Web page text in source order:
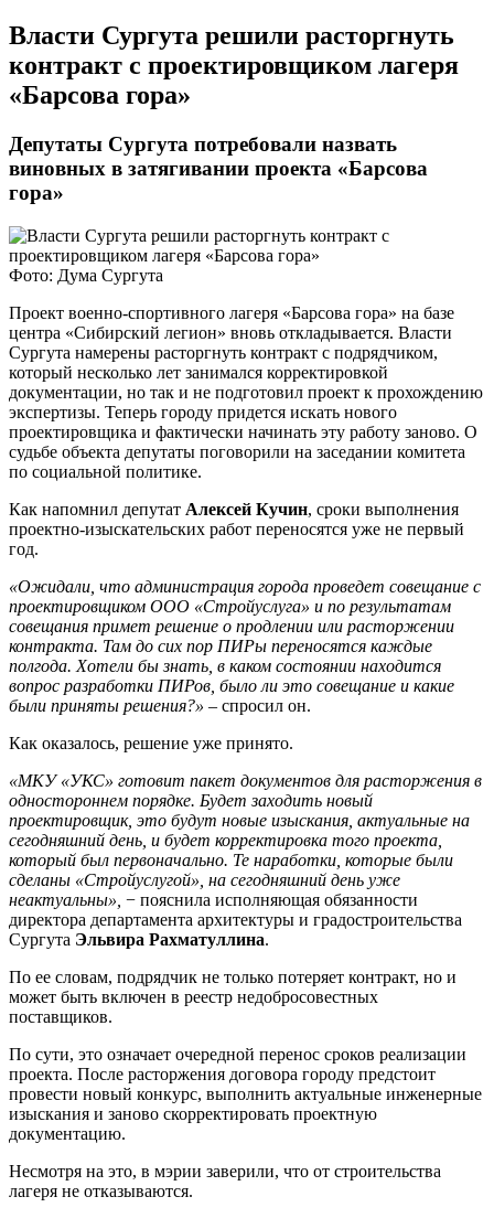
​Власти Сургута решили расторгнуть
контракт с проектировщиком лагеря
«Барсова гора»
Депутаты Сургута потребовали назвать
виновных в затягивании проекта «Барсова
гора»
Фото: Дума Сургута
Проект военно-спортивного лагеря «Барсова гора» на базе
центра «Сибирский легион» вновь откладывается. Власти
Сургута намерены расторгнуть контракт с подрядчиком,
который несколько лет занимался корректировкой
документации, но так и не подготовил проект к прохождению
экспертизы. Теперь городу придется искать нового
проектировщика и фактически начинать эту работу заново. О
судьбе объекта депутаты поговорили на заседании комитета
по социальной политике.
Как напомнил депутат Алексей Кучин, сроки выполнения
проектно-изыскательских работ переносятся уже не первый
год.
«Ожидали, что администрация города проведет совещание с
проектировщиком ООО «Стройуслуга» и по результатам
совещания примет решение о продлении или расторжении
контракта. Там до сих пор ПИРы переносятся каждые
полгода. Хотели бы знать, в каком состоянии находится
вопрос разработки ПИРов, было ли это совещание и какие
были приняты решения?» – спросил он.
Как оказалось, решение уже принято.
«МКУ «УКС» готовит пакет документов для расторжения в
одностороннем порядке. Будет заходить новый
проектировщик, это будут новые изыскания, актуальные на
сегодняшний день, и будет корректировка того проекта,
который был первоначально. Те наработки, которые были
сделаны «Стройуслугой», на сегодняшний день уже
неактуальны», − пояснила исполняющая обязанности
директора департамента архитектуры и градостроительства
Сургута Эльвира Рахматуллина.
По ее словам, подрядчик не только потеряет контракт, но и
может быть включен в реестр недобросовестных
поставщиков.
По сути, это означает очередной перенос сроков реализации
проекта. После расторжения договора городу предстоит
провести новый конкурс, выполнить актуальные инженерные
изыскания и заново скорректировать проектную
документацию.
Несмотря на это, в мэрии заверили, что от строительства
лагеря не отказываются.